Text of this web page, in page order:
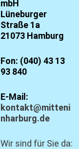
mbH
Lüneburger
Straße 1a
21073 Hamburg
Fon: (040) 43 13
93 840
E-Mail:
kontakt@mitteni
nharburg.de
Wir sind für Sie da: